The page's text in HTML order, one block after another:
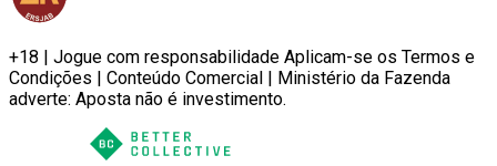
+18 | Jogue com responsabilidade Aplicam-se os Termos e
Condições | Conteúdo Comercial | Ministério da Fazenda
adverte: Aposta não é investimento.